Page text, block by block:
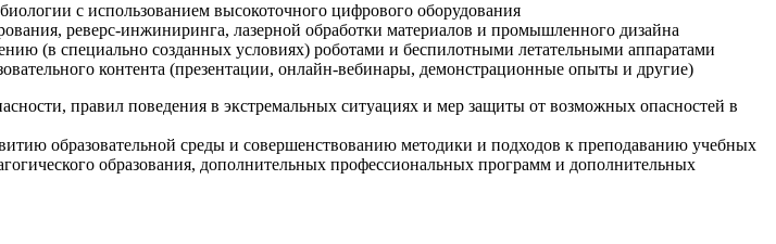
с использованием высокоточного цифрового оборудования
реверс-инжиниринга, лазерной обработки материалов и промышленного дизайна
(в специально созданных условиях) роботами и беспилотными летательными аппаратами
контента (презентации, онлайн-вебинары, демонстрационные опыты и другие)
правил поведения в экстремальных ситуациях и мер защиты от возможных опасностей в
образовательной среды и совершенствованию методики и подходов к преподаванию учебных
образования, дополнительных профессиональных программ и дополнительных